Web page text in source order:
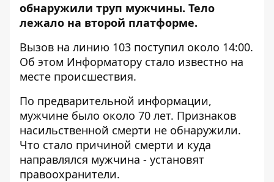
обнаружили труп мужчины. Тело
лежало на второй платформе.
Вызов на линию 103 поступил около 14:00.
Об этом Информатору стало известно на
месте происшествия.
По предварительной информации,
мужчине было около 70 лет. Признаков
насильственной смерти не обнаружили.
Что стало причиной смерти и куда
направлялся мужчина - установят
правоохранители.